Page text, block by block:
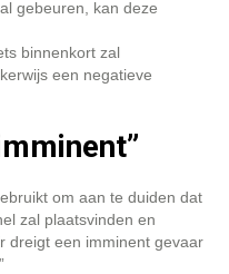
gebeuren, kan deze
binnenkort zal
een negatieve
om aan te duiden dat
zal plaatsvinden en
dreigt een imminent gevaar